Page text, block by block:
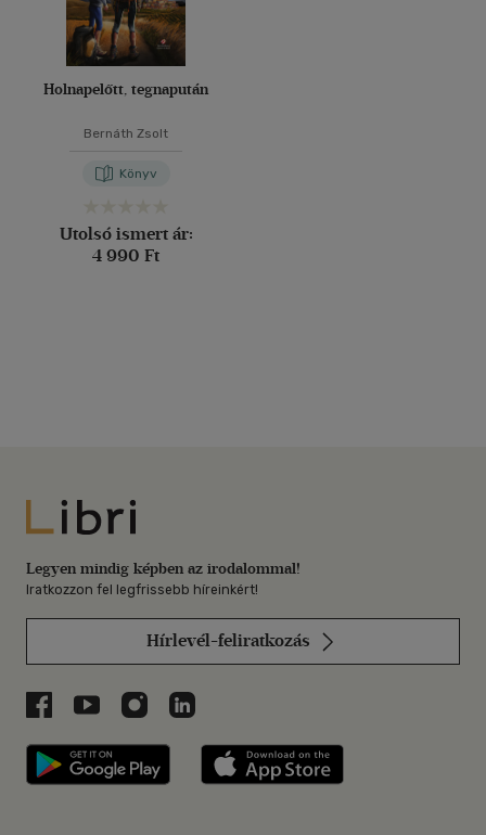
Holnapelőtt, tegnapután
Bernáth Zsolt
Könyv
Utolsó ismert ár:
4 990 Ft
Libri
Legyen mindig képben az irodalommal!
Iratkozzon fel legfrissebb híreinkért!
Hírlevél-feliratkozás
Libri a Facebookon
Libri a Youtube-on
Libri az Instagramon
Libri a LinkedInen
Libri applikáció Szerezd meg: Google